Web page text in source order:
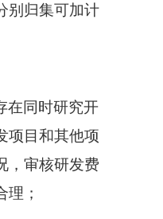
别归集可加计
在同时研究开
项目和其他项
，审核研发费
理；